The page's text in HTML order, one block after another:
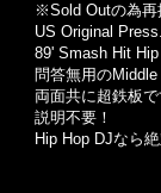
※Sold Outの為再
US Original Press.
89' Smash Hit
問答無用の
両面共に超鉄板
説明不要！
Hip Hop DJなら